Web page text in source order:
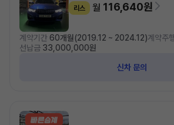
리스 월 116,640원
계약기간 60개월(2019.12 ~ 2024.12)계약주
선납금 33,000,000원
신차 문의